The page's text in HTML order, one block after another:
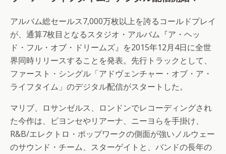
アルバム総セールス7,000万枚以上を誇るコールドプレイ
が、通算7枚目となるスタジオ・アルバム『ア・ヘッ
ド・フル・オブ・ドリームズ』を2015年12月4日に全世
界同時リリースすることを発表。先行トラックとして、
ファースト・シングル「アドヴェンチャー・オブ・ア・
ライフタイム」のデジタル配信がスタートした。
マリブ、ロサンゼルス、ロンドンでレコーディングされ
た今作は、ビヨンセやリアーナ、ニーヨらを手掛け、
R&B/エレクトロ・ポップワークの側面が強いノルウェー
のサウンド・チーム、スターゲイトと、バンドの長年の